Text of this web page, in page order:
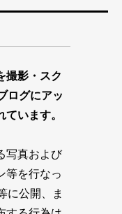
撮影・スク
ログにアッ
います。
写真および
等を行なっ
に公開、ま